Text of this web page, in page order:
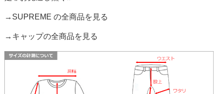
→SUPREME の全商品を見る
→キャップの全商品を見る